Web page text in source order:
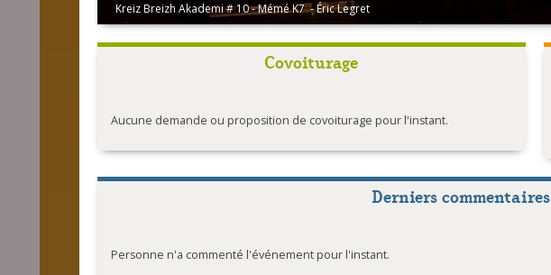
Kreiz Breizh Akademi # 10 - Mémé K7 - Éric Legret
Covoiturage
Aucune demande ou proposition de covoiturage pour l'instant.
Derniers commentaires
Personne n'a commenté l'événement pour l'instant.